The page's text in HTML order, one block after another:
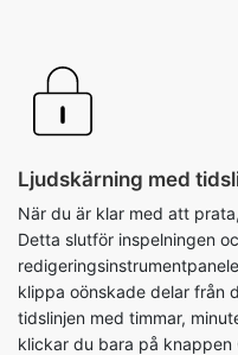
Ljudskärning med
När du är klar med att
Detta slutför inspelningen
klippa oönskade delar från
tidslinjen med timmar,
klickar du bara på